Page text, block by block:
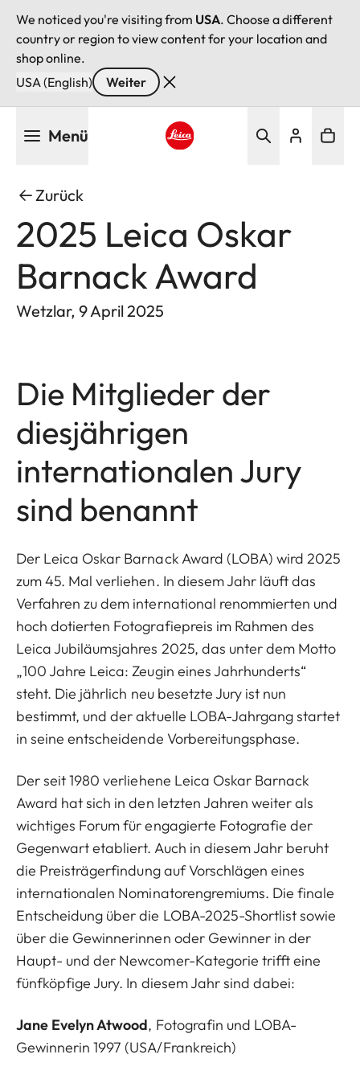
We noticed you're visiting from USA. Choose a different
country or region to view content for your location and
shop online.
USA (English)
Weiter
Menü
Zurück
2025 Leica Oskar
Barnack Award
Wetzlar, 9 April 2025
Die Mitglieder der
diesjährigen
internationalen Jury
sind benannt
Der Leica Oskar Barnack Award (LOBA) wird 2025
zum 45. Mal verliehen. In diesem Jahr läuft das
Verfahren zu dem international renommierten und
hoch dotierten Fotografiepreis im Rahmen des
Leica Jubiläumsjahres 2025, das unter dem Motto
„100 Jahre Leica: Zeugin eines Jahrhunderts“
steht. Die jährlich neu besetzte Jury ist nun
bestimmt, und der aktuelle LOBA-Jahrgang startet
in seine entscheidende Vorbereitungsphase.
Der seit 1980 verliehene Leica Oskar Barnack
Award hat sich in den letzten Jahren weiter als
wichtiges Forum für engagierte Fotografie der
Gegenwart etabliert. Auch in diesem Jahr beruht
die Preisträgerfindung auf Vorschlägen eines
internationalen Nominatorengremiums. Die finale
Entscheidung über die LOBA-2025-Shortlist sowie
über die Gewinnerinnen oder Gewinner in der
Haupt- und der Newcomer-Kategorie trifft eine
fünfköpfige Jury. In diesem Jahr sind dabei:
Jane Evelyn Atwood, Fotografin und LOBA-
Gewinnerin 1997 (USA/Frankreich)